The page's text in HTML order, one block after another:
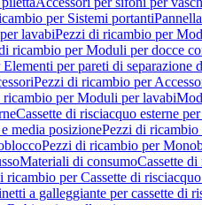
per Sistemi portanti
lavabiPezzi di ricambio per
ricambio per Moduli per docce
per pareti di separazione
Pezzi di ricambio per
ricambio per Moduli per lavabi
Cassette di risciacquo esterne
media posizionePezzi di ricambio
Pezzi di ricambio per
Materiali di consumoCassette
ricambio per Cassette di
a galleggiante per cassette di